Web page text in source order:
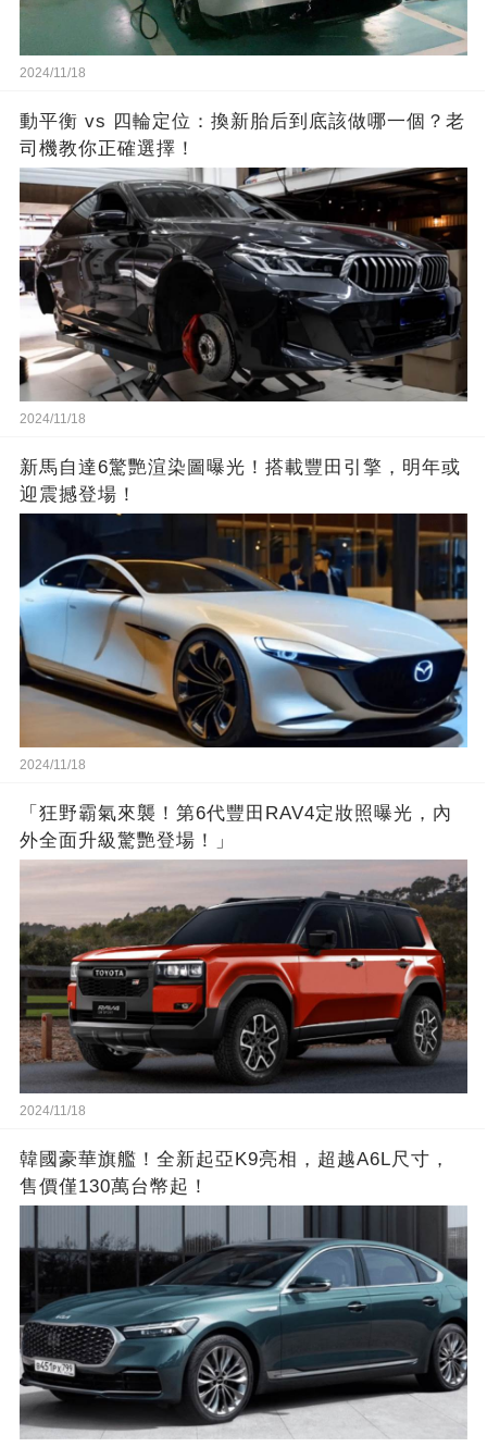
2024/11/18
動平衡 vs 四輪定位：換新胎后到底該做哪一個？老
司機教你正確選擇！
2024/11/18
新馬自達6驚艷渲染圖曝光！搭載豐田引擎，明年或
迎震撼登場！
2024/11/18
「狂野霸氣來襲！第6代豐田RAV4定妝照曝光，內
外全面升級驚艷登場！」
2024/11/18
韓國豪華旗艦！全新起亞K9亮相，超越A6L尺寸，
售價僅130萬台幣起！